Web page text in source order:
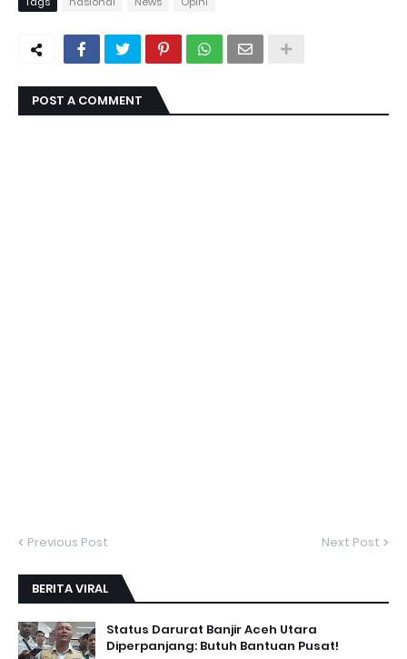
POST A COMMENT
Previous Post Next Post
BERITA VIRAL
Status Darurat Banjir Aceh Utara
Diperpanjang: Butuh Bantuan Pusat!